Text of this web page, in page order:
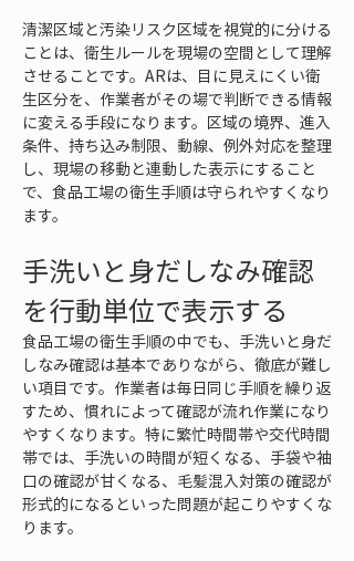
清潔区域と汚染リスク区域を視覚的に分ける
ことは、衛生ルールを現場の空間として理解
させることです。ARは、目に見えにくい衛
生区分を、作業者がその場で判断できる情報
に変える手段になります。区域の境界、進入
条件、持ち込み制限、動線、例外対応を整理
し、現場の移動と連動した表示にすること
で、食品工場の衛生手順は守られやすくなり
ます。
手洗いと身だしなみ確認
を行動単位で表示する
食品工場の衛生手順の中でも、手洗いと身だ
しなみ確認は基本でありながら、徹底が難し
い項目です。作業者は毎日同じ手順を繰り返
すため、慣れによって確認が流れ作業になり
やすくなります。特に繁忙時間帯や交代時間
帯では、手洗いの時間が短くなる、手袋や袖
口の確認が甘くなる、毛髪混入対策の確認が
形式的になるといった問題が起こりやすくな
ります。